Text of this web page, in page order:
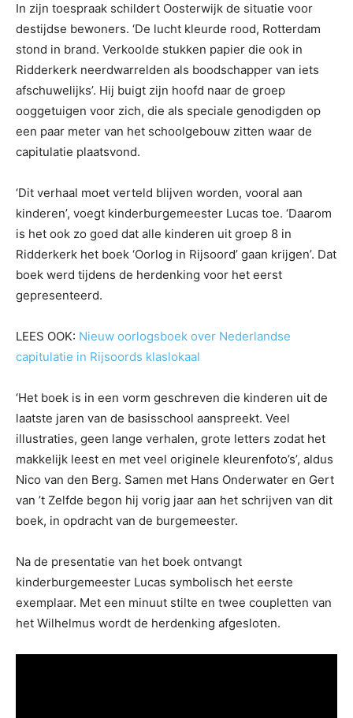
In zijn toespraak schildert Oosterwijk de situatie voor
destijdse bewoners. ‘De lucht kleurde rood, Rotterdam
stond in brand. Verkoolde stukken papier die ook in
Ridderkerk neerdwarrelden als boodschapper van iets
afschuwelijks’. Hij buigt zijn hoofd naar de groep
ooggetuigen voor zich, die als speciale genodigden op
een paar meter van het schoolgebouw zitten waar de
capitulatie plaatsvond.
‘Dit verhaal moet verteld blijven worden, vooral aan
kinderen’, voegt kinderburgemeester Lucas toe. ‘Daarom
is het ook zo goed dat alle kinderen uit groep 8 in
Ridderkerk het boek ‘Oorlog in Rijsoord’ gaan krijgen’. Dat
boek werd tijdens de herdenking voor het eerst
gepresenteerd.
LEES OOK: Nieuw oorlogsboek over Nederlandse
capitulatie in Rijsoords klaslokaal
‘Het boek is in een vorm geschreven die kinderen uit de
laatste jaren van de basisschool aanspreekt. Veel
illustraties, geen lange verhalen, grote letters zodat het
makkelijk leest en met veel originele kleurenfoto’s’, aldus
Nico van den Berg. Samen met Hans Onderwater en Gert
van ’t Zelfde begon hij vorig jaar aan het schrijven van dit
boek, in opdracht van de burgemeester.
Na de presentatie van het boek ontvangt
kinderburgemeester Lucas symbolisch het eerste
exemplaar. Met een minuut stilte en twee coupletten van
het Wilhelmus wordt de herdenking afgesloten.